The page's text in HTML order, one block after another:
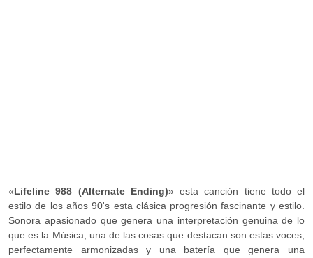
«Lifeline 988 (Alternate Ending)» esta canción tiene todo el
estilo de los años 90's esta clásica progresión fascinante y estilo.
Sonora apasionado que genera una interpretación genuina de lo
que es la Música, una de las cosas que destacan son estas voces,
perfectamente armonizadas y una batería que genera una